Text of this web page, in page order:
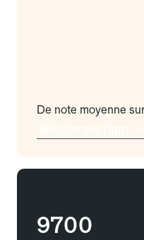
De note moyenne
9700